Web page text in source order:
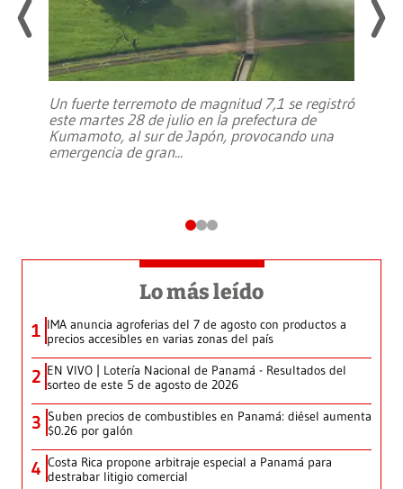
Un fuerte terremoto de magnitud 7,1 se registró
este martes 28 de julio en la prefectura de
Kumamoto, al sur de Japón, provocando una
emergencia de gran...
Lo más leído
1 IMA anuncia agroferias del 7 de agosto con productos a
precios accesibles en varias zonas del país
2 EN VIVO | Lotería Nacional de Panamá - Resultados del
sorteo de este 5 de agosto de 2026
3 Suben precios de combustibles en Panamá: diésel aumenta
$0.26 por galón
4 Costa Rica propone arbitraje especial a Panamá para
destrabar litigio comercial